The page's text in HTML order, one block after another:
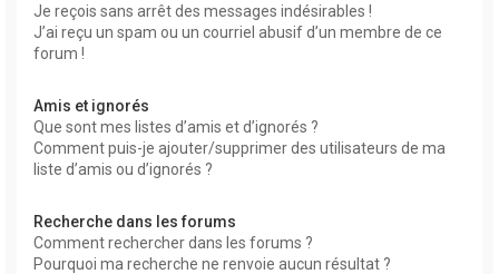
Je reçois sans arrêt des messages indésirables !
J’ai reçu un spam ou un courriel abusif d’un membre de ce
forum !
Amis et ignorés
Que sont mes listes d’amis et d’ignorés ?
Comment puis-je ajouter/supprimer des utilisateurs de ma
liste d’amis ou d’ignorés ?
Recherche dans les forums
Comment rechercher dans les forums ?
Pourquoi ma recherche ne renvoie aucun résultat ?